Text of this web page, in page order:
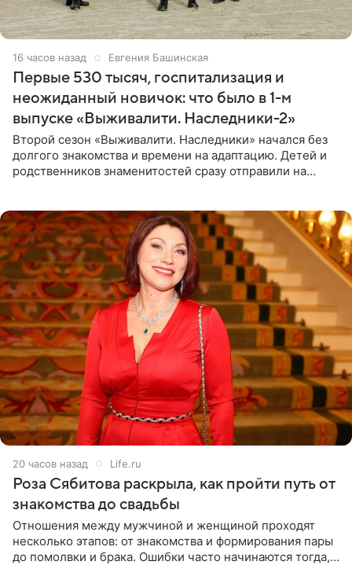
16 часов назад Евгения Башинская
Первые 530 тысяч, госпитализация и
неожиданный новичок: что было в 1-м
выпуске «Выживалити. Наследники-2»
Второй сезон «Выживалити. Наследники» начался без
долгого знакомства и времени на адаптацию. Детей и
родственников знаменитостей сразу отправили на
20 часов назад Life.ru
Роза Сябитова раскрыла, как пройти путь от
знакомства до свадьбы
Отношения между мужчиной и женщиной проходят
несколько этапов: от знакомства и формирования пары
до помолвки и брака. Ошибки часто начинаются тогда,